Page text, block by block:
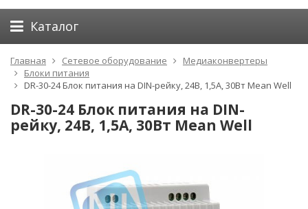
Каталог
Главная Сетевое оборудование
Медиаконвертеры
Блоки питания
DR-30-24 Блок питания на DIN-рейку, 24В, 1,5А, 30Вт Mean Well
DR-30-24 Блок питания на DIN-
рейку, 24В, 1,5А, 30Вт Mean Well